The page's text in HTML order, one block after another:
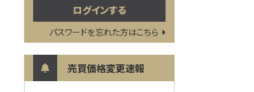
パスワードを忘れた方はこちら
売買価格変更速報